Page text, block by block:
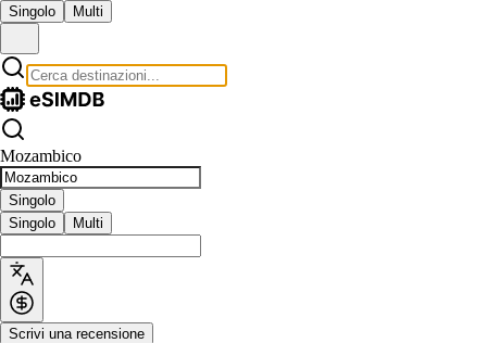
Singolo Multi
Mozambico
Singolo
Singolo
Multi
Scrivi una recensione